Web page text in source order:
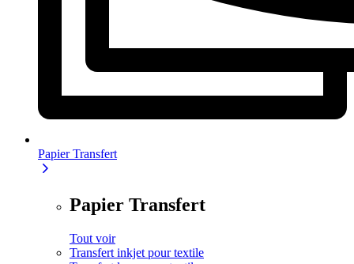
Papier Transfert
Papier Transfert
Tout voir
Transfert inkjet pour textile